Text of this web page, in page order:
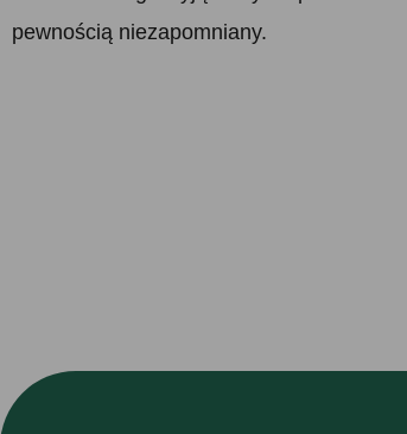
pewnością niezapomniany.